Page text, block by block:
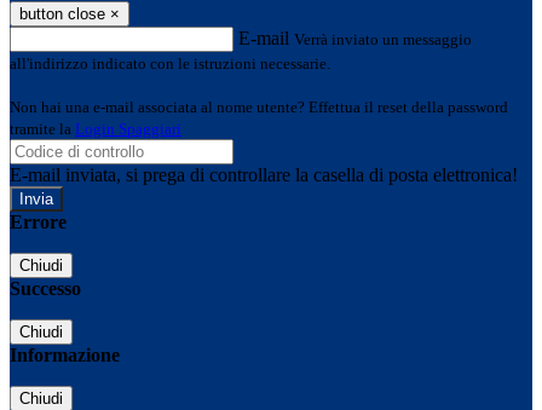
button close ×
E-mail Verrà inviato un messaggio
all'indirizzo indicato con le istruzioni necessarie.
Non hai una e-mail associata al nome utente? Effettua il reset della password
tramite la Login Spaggiari
E-mail inviata, si prega di controllare la casella di posta elettronica!
Errore
Chiudi
Successo
Chiudi
Informazione
Chiudi